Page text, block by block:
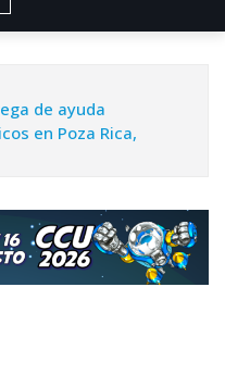
de ayuda
en Poza Rica,